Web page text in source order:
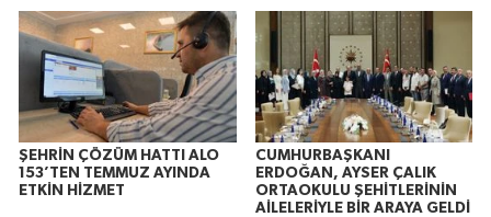
ŞEHRİN ÇÖZÜM HATTI ALO
153’TEN TEMMUZ AYINDA
ETKİN HİZMET
CUMHURBAŞKANI
ERDOĞAN, AYSER ÇALIK
ORTAOKULU ŞEHİTLERİNİN
AİLELERİYLE BİR ARAYA GELDİ